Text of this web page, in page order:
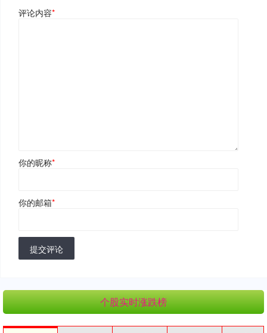
评论内容*
你的昵称*
你的邮箱*
提交评论
个股实时涨跌榜